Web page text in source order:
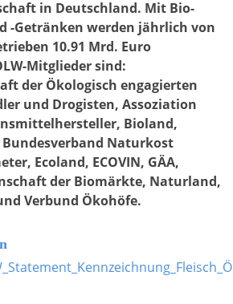
in Deutschland. Mit Bio-
-Getränken werden jährlich von
10.91 Mrd. Euro
Mitglieder sind:
der Ökologisch engagierten
und Drogisten, Assoziation
Bioland,
Naturkost
Ecoland, ECOVIN, GÄA,
der Biomärkte, Naturland,
Verbund Ökohöfe.